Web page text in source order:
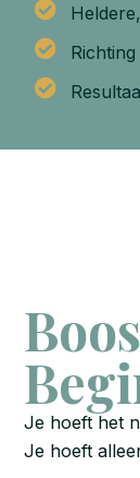
Je hoeft het
Je hoeft